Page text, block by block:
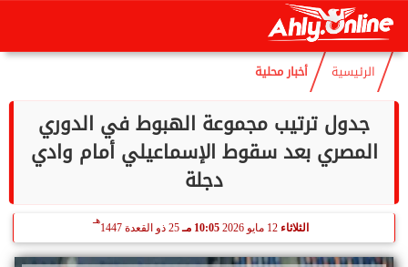
الجمعة
الرئيسية أخبار محلية
جدول ترتيب مجموعة الهبوط في الدوري
المصري بعد سقوط الإسماعيلي أمام وادي
دجلة
الثلاثاء 12 مايو 2026 10:05 مـ 25 ذو القعدة 1447
هـ